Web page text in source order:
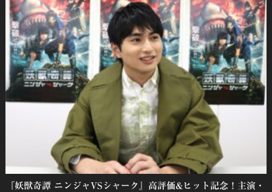
『妖獣奇譚 ニンジャVSシャーク』高評価&ヒット記念！主演・